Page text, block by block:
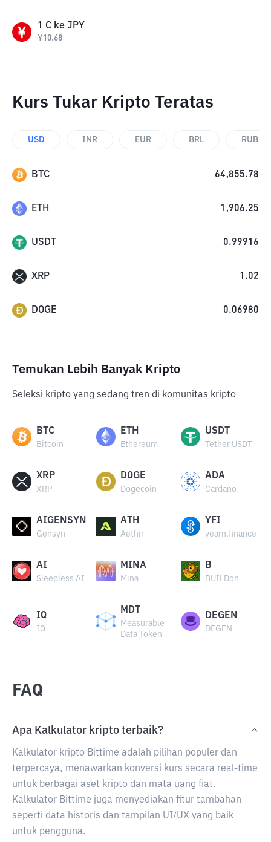
1 C ke JPY
¥10.68
Kurs Tukar Kripto Teratas
USD INR EUR BRL RUB
BTC 64,855.78
ETH 1,906.25
USDT 0.99916
XRP 1.02
DOGE 0.06980
Temukan Lebih Banyak Kripto
Seleksi kripto yang sedang tren di komunitas kripto
BTC
Bitcoin
ETH
Ethereum
USDT
Tether USDT
XRP
XRP
DOGE
Dogecoin
ADA
Cardano
AIGENSYN
Gensyn
ATH
Aethir
YFI
yearn.finance
AI
Sleepless AI
MINA
Mina
B
BUILDon
IQ
IQ
MDT
Measurable
Data Token
DEGEN
DEGEN
FAQ
Apa Kalkulator kripto terbaik?
Kalkulator kripto Bittime adalah pilihan populer dan
terpercaya, menawarkan konversi kurs secara real-time
untuk berbagai aset kripto dan mata uang fiat.
Kalkulator Bittime juga menyediakan fitur tambahan
seperti data historis dan tampilan UI/UX yang baik
untuk pengguna.